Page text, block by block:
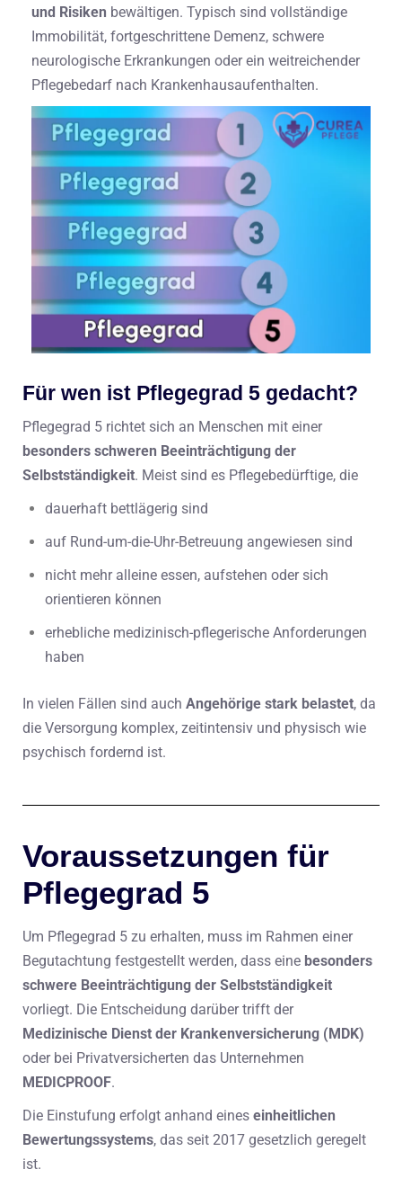
und Risiken bewältigen. Typisch sind vollständige
Immobilität, fortgeschrittene Demenz, schwere
neurologische Erkrankungen oder ein weitreichender
Pflegebedarf nach Krankenhausaufenthalten.
Für wen ist Pflegegrad 5 gedacht?
Pflegegrad 5 richtet sich an Menschen mit einer
besonders schweren Beeinträchtigung der
Selbstständigkeit. Meist sind es Pflegebedürftige, die
dauerhaft bettlägerig sind
auf Rund-um-die-Uhr-Betreuung angewiesen sind
nicht mehr alleine essen, aufstehen oder sich
orientieren können
erhebliche medizinisch-pflegerische Anforderungen
haben
In vielen Fällen sind auch Angehörige stark belastet, da
die Versorgung komplex, zeitintensiv und physisch wie
psychisch fordernd ist.
Voraussetzungen für
Pflegegrad 5
Um Pflegegrad 5 zu erhalten, muss im Rahmen einer
Begutachtung festgestellt werden, dass eine besonders
schwere Beeinträchtigung der Selbstständigkeit
vorliegt. Die Entscheidung darüber trifft der
Medizinische Dienst der Krankenversicherung (MDK)
oder bei Privatversicherten das Unternehmen
MEDICPROOF.
Die Einstufung erfolgt anhand eines einheitlichen
Bewertungssystems, das seit 2017 gesetzlich geregelt
ist.